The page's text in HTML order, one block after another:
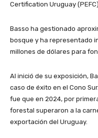
Certification Uruguay
Basso ha gestionado
bosque y ha representado
millones de dólares para
Al inició de su exposición,
caso de éxito en el Cono
fue que en 2024, por
forestal superaron a la
exportación del Uruguay.